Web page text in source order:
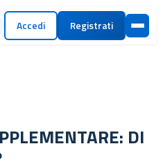
Accedi Registrati
DI